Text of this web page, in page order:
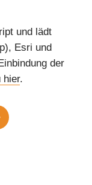
und lädt
Esri und
der
hier.